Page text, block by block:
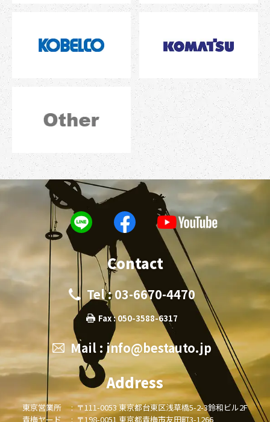
Contact
Tel : 03-6670-4470
Fax : 050-3588-6317
Mail : info@bestauto.jp
Address
東京営業所 : 〒111-0053 東京都台東区浅草橋5-2-3鈴和ビル2F
青梅ヤード : 〒198-0051 東京都青梅市友田町3-1266